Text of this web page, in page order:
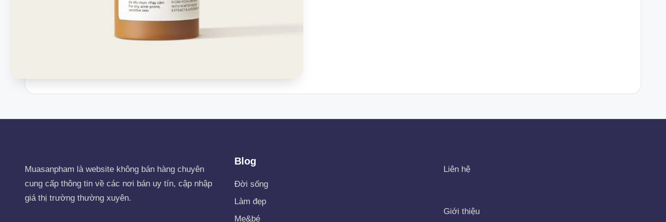
Muasanpham là website không bán hàng chuyên
cung cấp thông tin về các nơi bán uy tín, cập nhập
giá thị trường thường xuyên.
Blog
Đời sống
Làm đẹp
Mẹ&bé
Liên hệ
Giới thiệu